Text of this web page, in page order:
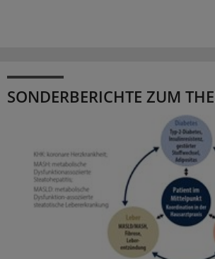
SONDERBERICHTE ZUM